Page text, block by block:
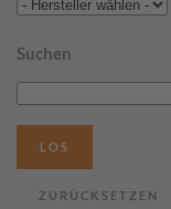
Suchen